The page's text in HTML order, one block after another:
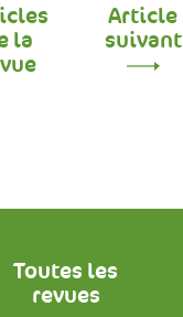
la
Article
suivant
Toutes les
revues